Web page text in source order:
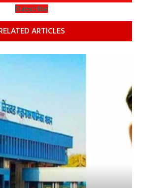
Subscribe
ARTICLES